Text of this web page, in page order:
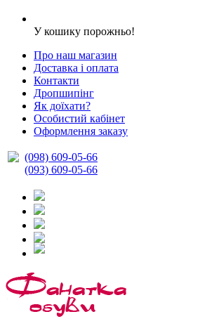
У кошику порожньо!
Про наш магазин
Доставка і оплата
Контакти
Дропшипінг
Як доїхати?
Особистий кабінет
Оформлення заказу
(098) 609-05-66
(093) 609-05-66